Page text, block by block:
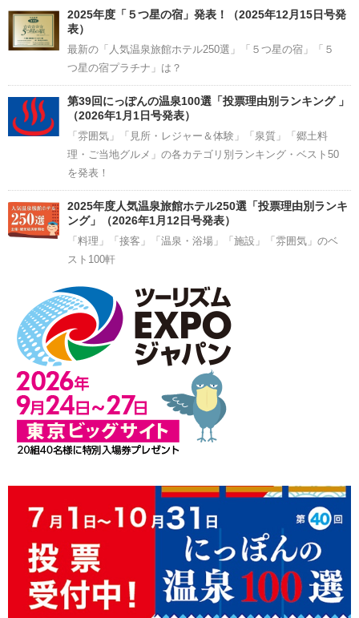
2025年度「５つ星の宿」発表！（2025年12月15日号発
表）
最新の「人気温泉旅館ホテル250選」「５つ星の宿」「５
つ星の宿プラチナ」は？
第39回にっぽんの温泉100選「投票理由別ランキング 」
（2026年1月1日号発表）
「雰囲気」「見所・レジャー＆体験」「泉質」「郷土料
理・ご当地グルメ」の各カテゴリ別ランキング・ベスト50
を発表！
2025年度人気温泉旅館ホテル250選「投票理由別ランキ
ング」（2026年1月12日号発表）
「料理」「接客」「温泉・浴場」「施設」「雰囲気」のベ
スト100軒